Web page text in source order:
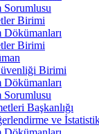
Birimi
Birimi
Birimi
Başkanlığı
ve